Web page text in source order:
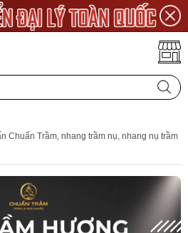
Chuẩn Trầm, nhang trầm nụ, nhang nụ trầm